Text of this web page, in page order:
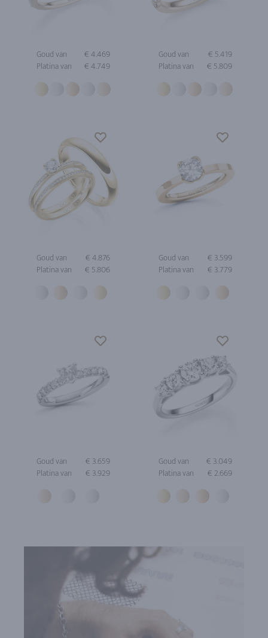
Goud van
€ 4.469
Platina van
€ 4.749
Goud van
€ 5.419
Platina van
€ 5.809
Goud van
€ 4.876
Platina van
€ 5.806
Goud van
€ 3.599
Platina van
€ 3.779
Goud van
€ 3.659
Platina van
€ 3.929
Goud van
€ 3.049
Platina van
€ 2.669